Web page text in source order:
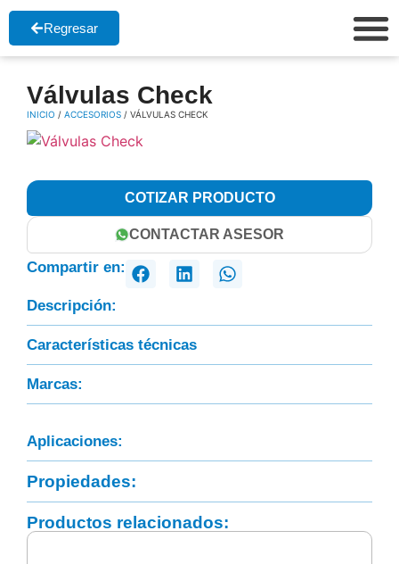
Regresar
Válvulas Check
INICIO / ACCESORIOS / VÁLVULAS CHECK
COTIZAR PRODUCTO
CONTACTAR ASESOR
Compartir en:
Descripción:
Características técnicas
Marcas:
Aplicaciones:
Propiedades:
Productos relacionados: